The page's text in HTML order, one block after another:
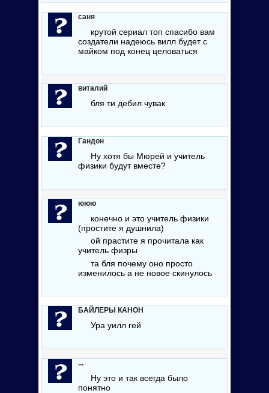
саня
крутой сериал топ спасибо вам
создатели надеюсь вилл будет с
майком под конец целоваться
виталий
бля ти дебил чувак
Гандон
Ну хотя бы Мюрей и учитель
физики будут вместе?
ююю
конечно и это учитель физики
(простите я душнила)
ой прастите я прочитала как
учитель физры
та бля почему оно просто
изменилось а не новое скинулось
БАЙЛЕРЫ КАНОН
Ура уилл гей
...
Ну это и так всегда было
понятно